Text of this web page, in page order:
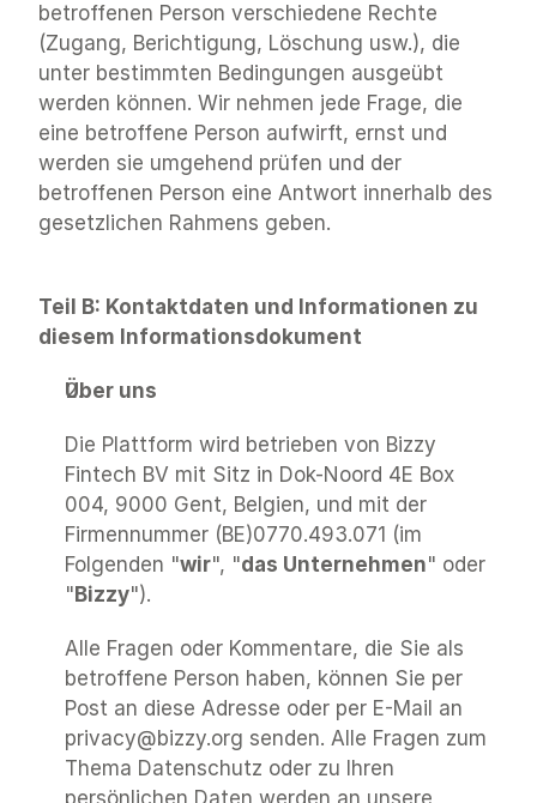
betroffenen Person verschiedene Rechte
(Zugang, Berichtigung, Löschung usw.), die
unter bestimmten Bedingungen ausgeübt
werden können. Wir nehmen jede Frage, die
eine betroffene Person aufwirft, ernst und
werden sie umgehend prüfen und der
betroffenen Person eine Antwort innerhalb des
gesetzlichen Rahmens geben.
Teil B: Kontaktdaten und Informationen zu
diesem Informationsdokument
Über uns
Die Plattform wird betrieben von Bizzy
Fintech BV mit Sitz in Dok-Noord 4E Box
004, 9000 Gent, Belgien, und mit der
Firmennummer (BE)0770.493.071 (im
Folgenden "wir", "das Unternehmen" oder
" Bizzy").
Alle Fragen oder Kommentare, die Sie als
betroffene Person haben, können Sie per
privacy@bizzy.org senden. Alle Fragen zum
Thema Datenschutz oder zu Ihren
persönlichen Daten werden an unsere